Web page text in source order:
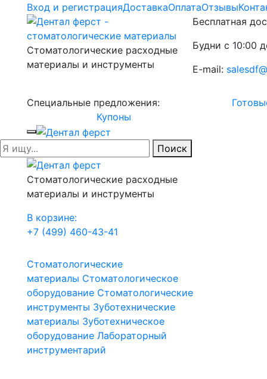
Вход и регистрацияДоставкаОплатаОтзывы
Стоматологические расходные
материалы и инструменты
Бесплатная
Будни с 10:00
E-mail:
Специальные предложения:
Купоны
Поиск
Стоматологические расходные
материалы и инструменты
В корзине:
+7 (499) 460-43-41
Стоматологические
материалы Стоматологическое
оборудование Стоматологические
инструменты Зуботехнические
материалы Зуботехническое
оборудование Лабораторный
инструментарий